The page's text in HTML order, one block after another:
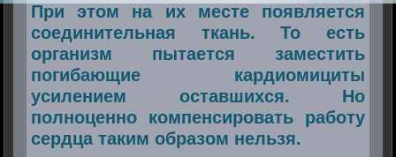
При этом на их месте появляется
соединительная ткань. То есть
организм пытается заместить
погибающие кардиомициты
усилением оставшихся. Но
полноценно компенсировать работу
сердца таким образом нельзя.